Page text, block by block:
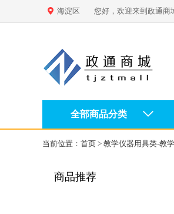
海淀区 您好，欢迎来到政通商
全部商品分类
当前位置： 首页 > 教学仪器用具类-教
商品推荐